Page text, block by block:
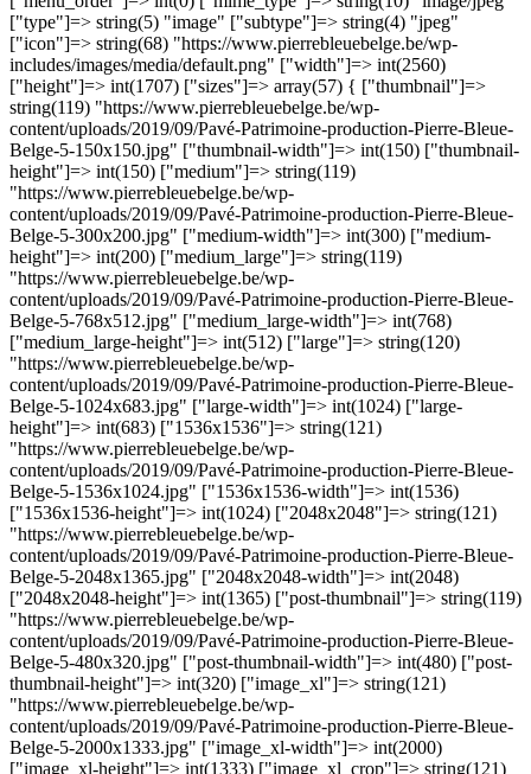
["type"]=> string(5) "image" ["subtype"]=> string(4) "jpeg"
["icon"]=> string(68) "https://www.pierrebleuebelge.be/wp-
includes/images/media/default.png" ["width"]=> int(2560)
["height"]=> int(1707) ["sizes"]=> array(57) { ["thumbnail"]=>
string(119) "https://www.pierrebleuebelge.be/wp-
content/uploads/2019/09/Pavé-Patrimoine-production-Pierre-Bleue-
Belge-5-150x150.jpg" ["thumbnail-width"]=> int(150) ["thumbnail-
height"]=> int(150) ["medium"]=> string(119)
"https://www.pierrebleuebelge.be/wp-
content/uploads/2019/09/Pavé-Patrimoine-production-Pierre-Bleue-
Belge-5-300x200.jpg" ["medium-width"]=> int(300) ["medium-
height"]=> int(200) ["medium_large"]=> string(119)
"https://www.pierrebleuebelge.be/wp-
content/uploads/2019/09/Pavé-Patrimoine-production-Pierre-Bleue-
Belge-5-768x512.jpg" ["medium_large-width"]=> int(768)
["medium_large-height"]=> int(512) ["large"]=> string(120)
"https://www.pierrebleuebelge.be/wp-
content/uploads/2019/09/Pavé-Patrimoine-production-Pierre-Bleue-
Belge-5-1024x683.jpg" ["large-width"]=> int(1024) ["large-
height"]=> int(683) ["1536x1536"]=> string(121)
"https://www.pierrebleuebelge.be/wp-
content/uploads/2019/09/Pavé-Patrimoine-production-Pierre-Bleue-
Belge-5-1536x1024.jpg" ["1536x1536-width"]=> int(1536)
["1536x1536-height"]=> int(1024) ["2048x2048"]=> string(121)
"https://www.pierrebleuebelge.be/wp-
content/uploads/2019/09/Pavé-Patrimoine-production-Pierre-Bleue-
Belge-5-2048x1365.jpg" ["2048x2048-width"]=> int(2048)
["2048x2048-height"]=> int(1365) ["post-thumbnail"]=> string(119)
"https://www.pierrebleuebelge.be/wp-
content/uploads/2019/09/Pavé-Patrimoine-production-Pierre-Bleue-
Belge-5-480x320.jpg" ["post-thumbnail-width"]=> int(480) ["post-
thumbnail-height"]=> int(320) ["image_xl"]=> string(121)
"https://www.pierrebleuebelge.be/wp-
content/uploads/2019/09/Pavé-Patrimoine-production-Pierre-Bleue-
Belge-5-2000x1333.jpg" ["image_xl-width"]=> int(2000)
["image_xl-height"]=> int(1333) ["image_xl_crop"]=> string(121)